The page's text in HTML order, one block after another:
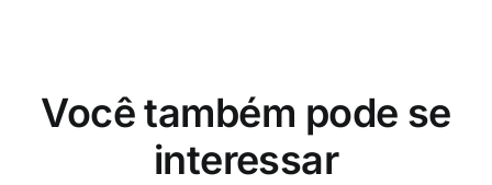
Você também pode se
interessar